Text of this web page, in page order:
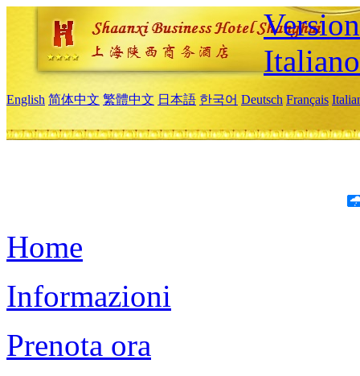
Italiano
English 简体中文 繁體中文 日本語 한국어 Deutsch Français
Home
Informazioni
Prenota ora